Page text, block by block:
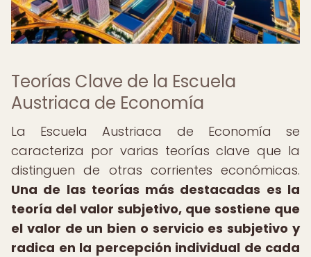
Teorías Clave de la Escuela
Austriaca de Economía
La Escuela Austriaca de Economía se
caracteriza por varias teorías clave que la
distinguen de otras corrientes económicas.
Una de las teorías más destacadas es la
teoría del valor subjetivo, que sostiene que
el valor de un bien o servicio es subjetivo y
radica en la percepción individual de cada